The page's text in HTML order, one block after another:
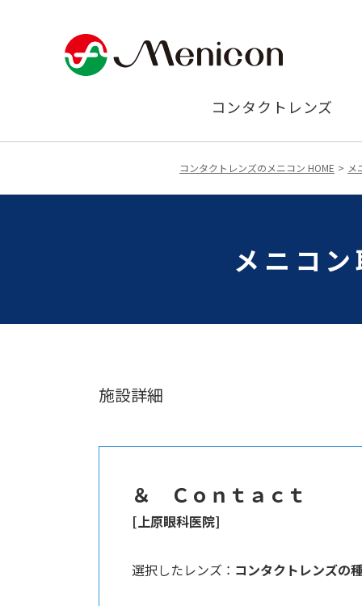
コンタクトレンズ
コンタクトレンズのメニコン HOME メ
メニコ
施設詳細
＆ Ｃｏｎｔａｃｔ
[上原眼科医院]
選択したレンズ ： コンタクトレンズの